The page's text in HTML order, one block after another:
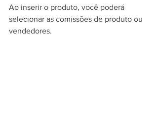
Ao inserir o produto, você poderá
selecionar as comissões de produto ou
vendedores.